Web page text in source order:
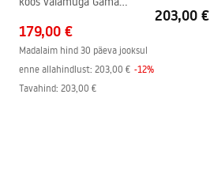
179,00 €
Madalaim hind 30 päeva jooksul
enne allahindlust: 203,00 € -12%
Tavahind: 203,00 €
203,00 €